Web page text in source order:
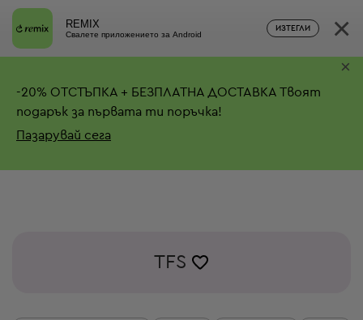
REMIX
Свалете приложението за Android
ИЗТЕГЛИ ×
-20% ОТСТЪПКА + БЕЗПЛАТНА ДОСТАВКА Твоят
подарък за първата ти поръчка!
Пазарувай сега
×
TFS